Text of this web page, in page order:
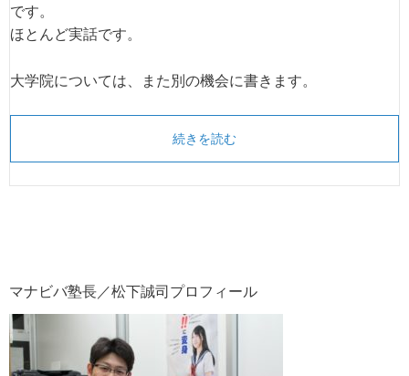
です。
ほとんど実話です。
大学院については、また別の機会に書きます。
続きを読む
マナビバ塾長／松下誠司プロフィール